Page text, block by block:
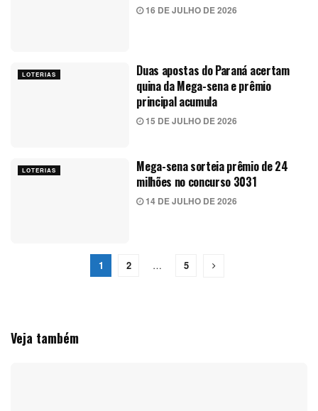
16 DE JULHO DE 2026
LOTERIAS
Duas apostas do Paraná acertam
quina da Mega-sena e prêmio
principal acumula
15 DE JULHO DE 2026
LOTERIAS
Mega-sena sorteia prêmio de 24
milhões no concurso 3031
14 DE JULHO DE 2026
1 2 … 5
Veja também